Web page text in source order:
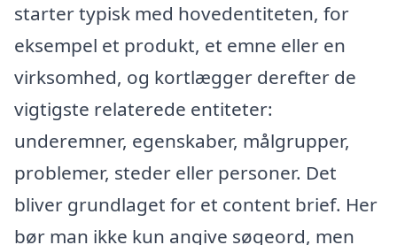
starter typisk med hovedentiteten, for
eksempel et produkt, et emne eller en
virksomhed, og kortlægger derefter de
vigtigste relaterede entiteter:
underemner, egenskaber, målgrupper,
problemer, steder eller personer. Det
bliver grundlaget for et content brief. Her
bør man ikke kun angive søgeord, men